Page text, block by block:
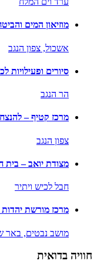
מוזיאון המים
אשכול, צפון הנגב
סיורים ופעילויות
הר הנגב
מרכז קטיף –
צפון הנגב
מצודת יואב – בית
חבל לכיש ויתיר
מרכז מורשת יהדות
מושב נבטים, באר
חוויה בדואית